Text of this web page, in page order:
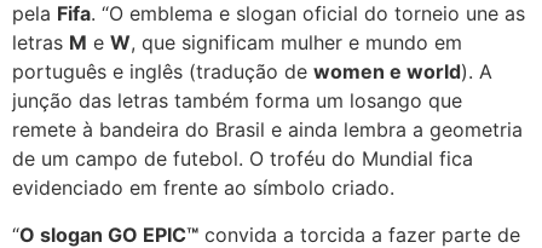
pela Fifa. “O emblema e slogan oficial do torneio une as
letras M e W, que significam mulher e mundo em
português e inglês (tradução de women e world). A
junção das letras também forma um losango que
remete à bandeira do Brasil e ainda lembra a geometria
de um campo de futebol. O troféu do Mundial fica
evidenciado em frente ao símbolo criado.
“O slogan GO EPIC™ convida a torcida a fazer parte de